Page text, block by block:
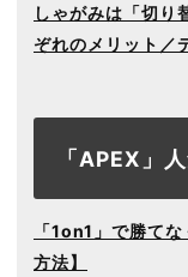
しゃがみは「切り
ぞれのメリット／
「APEX」
「1on1」で勝て
方法】